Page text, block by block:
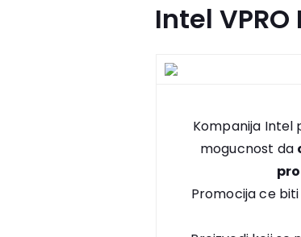
Intel
Kompanija Intel
mogucnost da
Promocija ce